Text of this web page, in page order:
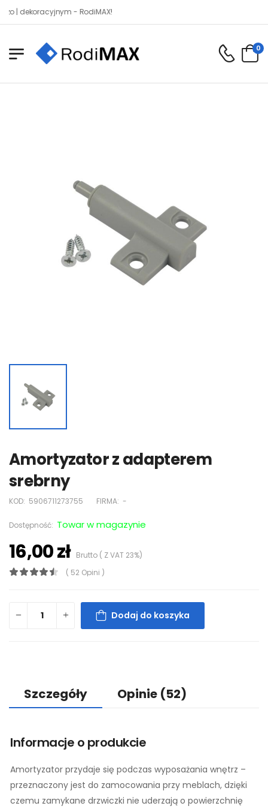
- RodiMAX!
0
Amortyzator z adapterem
srebrny
KOD: 5906711273755 FIRMA: -
Dostępność: Towar w magazynie
16,00 złBrutto ( Z VAT 23%)
( 52 Opini )
Dodaj do koszyka
Szczegóły Opinie (52)
Informacje o produkcie
Amortyzator przydaje się podczas wyposażania wnętrz –
przeznaczony jest do zamocowania przy meblach, dzięki
czemu zamykane drzwiczki nie uderzają o powierzchnię